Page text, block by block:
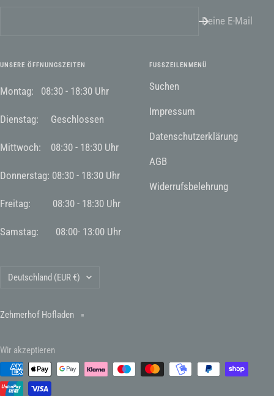
Deine E-Mail
UNSERE ÖFFNUNGSZEITEN
Montag: 08:30 - 18:30 Uhr
Dienstag: Geschlossen
Mittwoch: 08:30 - 18:30 Uhr
Donnerstag: 08:30 - 18:30 Uhr
Freitag: 08:30 - 18:30 Uhr
Samstag: 08:00- 13:00 Uhr
FUSSZEILENMENÜ
Suchen
Impressum
Datenschutzerklärung
AGB
Widerrufsbelehrung
Land/Region
Deutschland (EUR €)
Zehmerhof Hofladen
Wir akzeptieren